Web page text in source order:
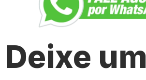
Deixe um